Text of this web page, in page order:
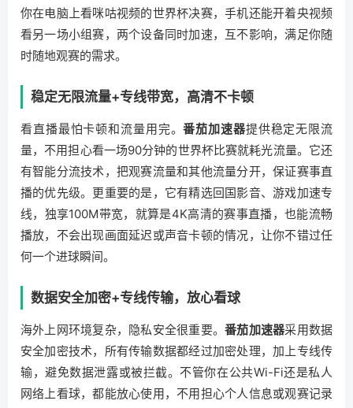
你在电脑上看咪咕视频的世界杯决赛，手机还能开着央视频
看另一场小组赛，两个设备同时加速，互不影响，满足你随
时随地观赛的需求。
稳定无限流量+专线带宽，高清不卡顿
看直播最怕卡顿和流量用完。番茄加速器提供稳定无限流
量，不用担心看一场90分钟的世界杯比赛就耗光流量。它还
有智能分流技术，把观赛流量和其他流量分开，保证赛事直
播的优先级。更重要的是，它有精选回国影音、游戏加速专
线，独享100M带宽，就算是4K高清的赛事直播，也能流畅
播放，不会出现画面延迟或声音卡顿的情况，让你不错过任
何一个进球瞬间。
数据安全加密+专线传输，放心看球
海外上网环境复杂，隐私安全很重要。番茄加速器采用数据
安全加密技术，所有传输数据都经过加密处理，加上专线传
输，避免数据泄露或被拦截。不管你在公共Wi-Fi还是私人
网络上看球，都能放心使用，不用担心个人信息或观赛记录